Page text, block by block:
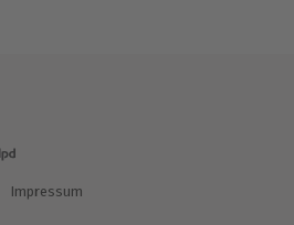
Impressum